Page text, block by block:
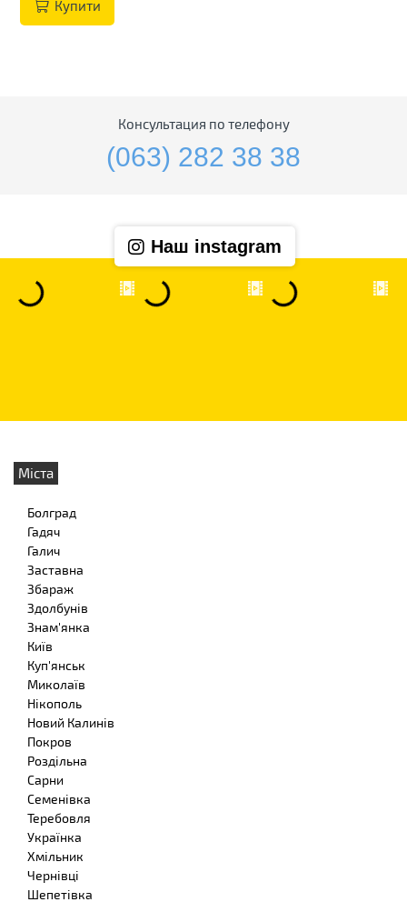
Купити
Консультация по телефону
(063) 282 38 38
Наш instagram
Міста
Болград
Гадяч
Галич
Заставна
Збараж
Здолбунів
Знам'янка
Київ
Куп'янськ
Миколаїв
Нікополь
Новий Калинів
Покров
Роздільна
Сарни
Семенівка
Теребовля
Українка
Хмільник
Чернівці
Шепетівка